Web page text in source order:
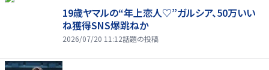
19歳ヤマルの“年上恋人♡”ガルシア、50万いい
ね獲得SNS爆跳ねか
2026/07/20 11:12話題の投稿